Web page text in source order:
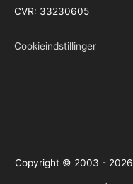
CVR: 33230605
Cookieindstillinger
Copyright © 2003 - 2026